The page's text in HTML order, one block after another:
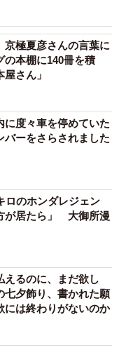
はぎくんは、人間
分かったような顔
で訴える。オスです
ほどほぼ寝たきりの
たそう。
京極夏彦さんの言葉に
本棚に140冊を積
さん」
に度々車を停めていた
ーをさらされました
ロのホンダレジェン
が居たら」 大御所漫
えるのに、まだ欲し
七夕飾り、書かれた願
は終わりがないのか